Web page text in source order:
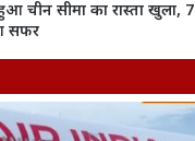
चीन सीमा का रास्ता खुला, 7
सफर